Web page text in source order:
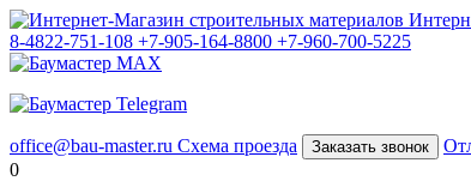
8-4822-751-108 +7-905-164-8800 +7-960-700-5225
office@bau-master.ru Схема проезда Заказать звонок
0